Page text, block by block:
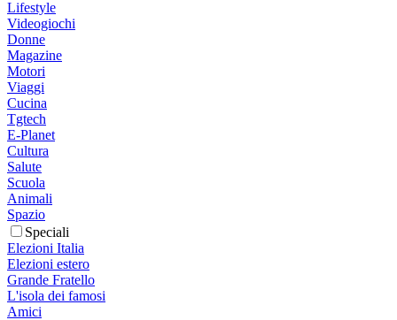
Lifestyle
Videogiochi
Donne
Magazine
Motori
Viaggi
Cucina
Tgtech
E-Planet
Cultura
Salute
Scuola
Animali
Spazio
Speciali
Elezioni Italia
Elezioni estero
Grande Fratello
L'isola dei famosi
Amici